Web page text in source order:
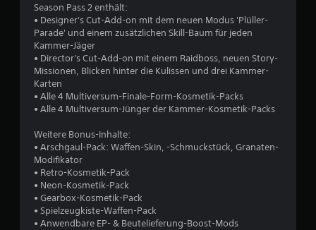
4
4
v
o
Season Pass 2 enthält:
• Designer's Cut-Add-on mit dem neuen Modus 'Plüller-
Parade' und einem zusätzlichen Skill-Baum für jeden
Kammer-Jäger
• Director's Cut-Add-on mit einem Raidboss, neuen Story-
Missionen, Blicken hinter die Kulissen und drei Kammer-
Karten
• Alle 4 Multiversum-Finale-Form-Kosmetik-Packs
• Alle 4 Multiversum-Jünger der Kammer-Kosmetik-Packs
Weitere Bonus-Inhalte:
• Arschgaul-Pack: Waffen-Skin, -Schmuckstück, Granaten-
Modifikator
• Retro-Kosmetik-Pack
• Neon-Kosmetik-Pack
• Gearbox-Kosmetik-Pack
• Spielzeugkiste-Waffen-Pack
• Anwendbare EP- & Beutelieferung-Boost-Mods